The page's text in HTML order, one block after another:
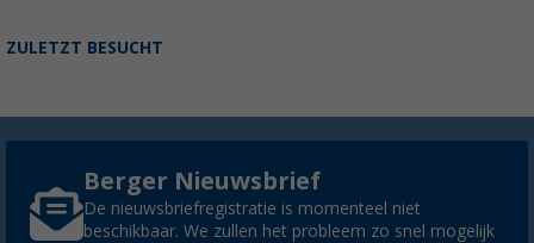
ZULETZT BESUCHT
Berger Nieuwsbrief
De nieuwsbriefregistratie is momenteel niet
beschikbaar. We zullen het probleem zo snel mogelijk